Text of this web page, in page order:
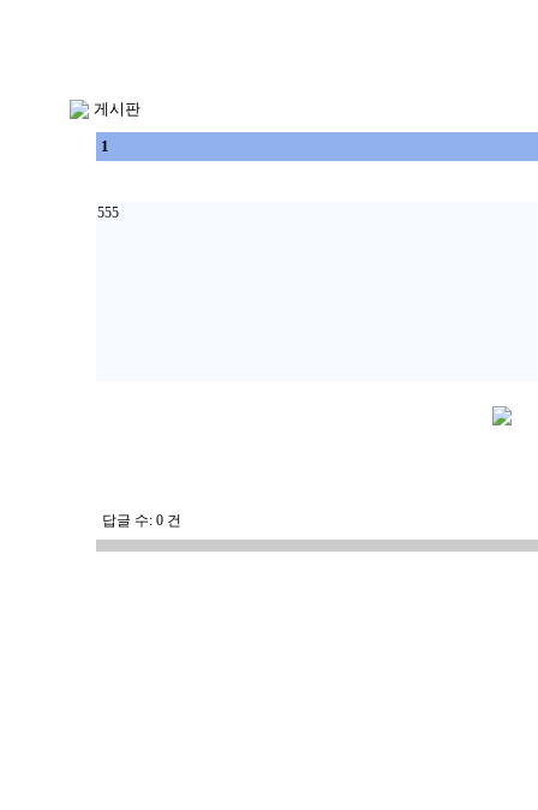
게시판
1
555
답글 수: 0 건